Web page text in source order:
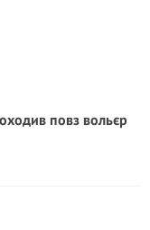
повз вольєр